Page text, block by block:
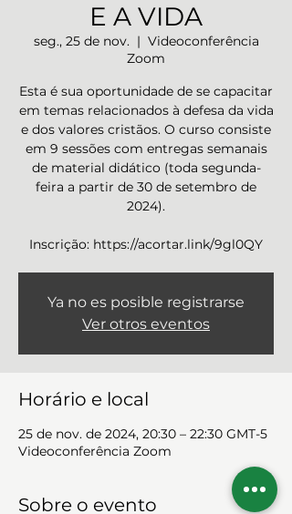
E A VIDA
seg., 25 de nov.
  |
Videoconferência
Zoom
Esta é sua oportunidade de se capacitar
em temas relacionados à defesa da vida
e dos valores cristãos. O curso consiste
em 9 sessões com entregas semanais
de material didático (toda segunda-
feira a partir de 30 de setembro de
2024).
Ya no es posible registrarse
Ver otros eventos
Horário e local
25 de nov. de 2024, 20:30 – 22:30 GMT-5
Videoconferência Zoom
Sobre o evento